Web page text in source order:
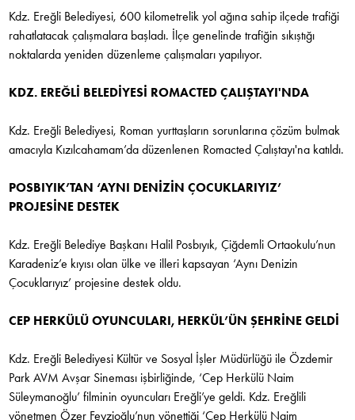
Kdz. Ereğli Belediyesi, 600 kilometrelik yol ağına sahip ilçede trafiği
rahatlatacak çalışmalara başladı. İlçe genelinde trafiğin sıkıştığı
noktalarda yeniden düzenleme çalışmaları yapılıyor.
KDZ. EREĞLİ BELEDİYESİ ROMACTED ÇALIŞTAYI'NDA
Kdz. Ereğli Belediyesi, Roman yurttaşların sorunlarına çözüm bulmak
amacıyla Kızılcahamam’da düzenlenen Romacted Çalıştayı'na katıldı.
POSBIYIK’TAN ‘AYNI DENİZİN ÇOCUKLARIYIZ’
PROJESİNE DESTEK
Kdz. Ereğli Belediye Başkanı Halil Posbıyık, Çiğdemli Ortaokulu’nun
Karadeniz’e kıyısı olan ülke ve illeri kapsayan ‘Aynı Denizin
Çocuklarıyız’ projesine destek oldu.
CEP HERKÜLÜ OYUNCULARI, HERKÜL’ÜN ŞEHRİNE GELDİ
Kdz. Ereğli Belediyesi Kültür ve Sosyal İşler Müdürlüğü ile Özdemir
Park AVM Avşar Sineması işbirliğinde, ‘Cep Herkülü Naim
Süleymanoğlu’ filminin oyuncuları Ereğli’ye geldi. Kdz. Ereğlili
yönetmen Özer Feyzioğlu’nun yönettiği ‘Cep Herkülü Naim